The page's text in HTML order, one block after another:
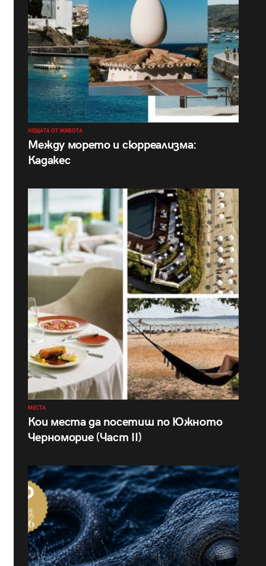
НЕЩАТА ОТ ЖИВОТА
Между морето и сюрреализма:
Кадакес
МЕСТА
Кои места да посетиш по Южното
Черноморие (Част II)